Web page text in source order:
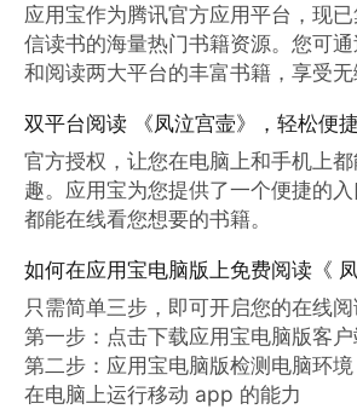
应用宝作为腾讯官方应用平台，现
信读书的海量热门书籍资源。您可
和阅读两大平台的丰富书籍，享受无
双平台阅读 《凤泣宫壸》，轻松便捷
官方授权，让您在电脑上和手机上
趣。应用宝为您提供了一个便捷的
都能在线看您想要的书籍。
如何在应用宝电脑版上免费阅读《
只需简单三步，即可开启您的在线阅
第一步：点击下载应用宝电脑版客
第二步：应用宝电脑版检测电脑环
在电脑上运行移动 app 的能力